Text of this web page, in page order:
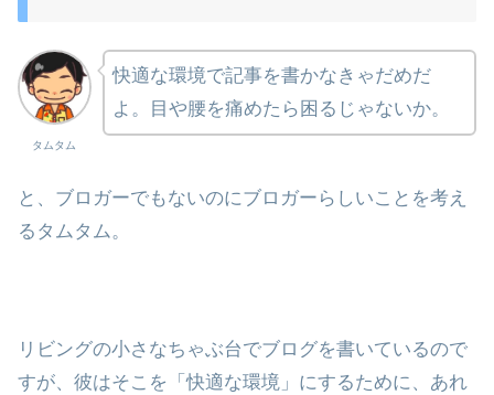
タムタム
快適な環境で記事を書かなきゃだめだ
よ。目や腰を痛めたら困るじゃないか。
と、ブロガーでもないのにブロガーらしいことを考え
るタムタム。
リビングの小さなちゃぶ台でブログを書いているので
すが、彼はそこを「快適な環境」にするために、あれ